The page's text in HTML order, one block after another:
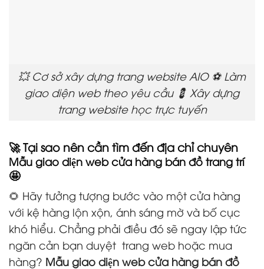
💥 Cơ sở xây dựng trang website AIO ⚽ Làm
giao diện web theo yêu cầu 💈 Xây dựng
trang website học trực tuyến
🚀 Tại sao nên cần tìm đến địa chỉ chuyên
Mẫu giao diện web cửa hàng bán đồ trang trí
🤩
🌻 Hãy tưởng tượng bước vào một cửa hàng
với kệ hàng lộn xộn, ánh sáng mờ và bố cục
khó hiểu. Chẳng phải điều đó sẽ ngay lập tức
ngăn cản bạn duyệt trang web hoặc mua
hàng? Mẫu giao diện web cửa hàng bán đồ